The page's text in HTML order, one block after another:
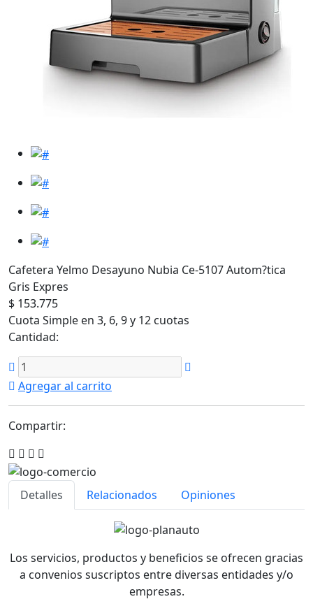
Cafetera Yelmo Desayuno Nubia Ce-5107 Autom?tica
Gris Expres
$ 153.775
Cuota Simple en 3, 6, 9 y 12 cuotas
Cantidad:
Agregar al carrito
Compartir:
Detalles Relacionados Opiniones
Los servicios, productos y beneficios se ofrecen gracias
a convenios suscriptos entre diversas entidades y/o
empresas.